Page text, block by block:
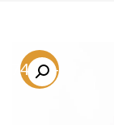
-74.5%